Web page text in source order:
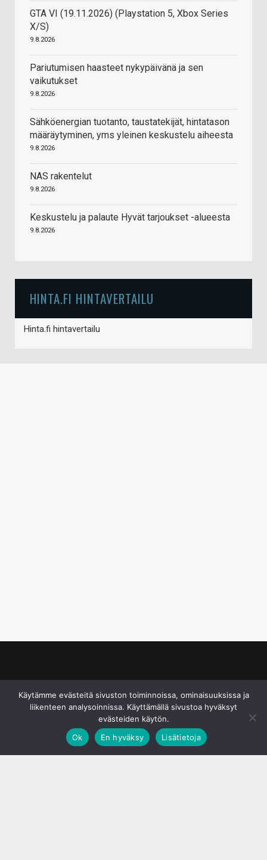
GTA VI (19.11.2026) (Playstation 5, Xbox Series
X/S)
9.8.2026
Pariutumisen haasteet nykypäivänä ja sen
vaikutukset
9.8.2026
Sähköenergian tuotanto, taustatekijät, hintatason
määräytyminen, yms yleinen keskustelu aiheesta
9.8.2026
NAS rakentelut
9.8.2026
Keskustelu ja palaute Hyvät tarjoukset -alueesta
9.8.2026
HINTA.FI HINTAVERTAILU
Hinta.fi hintavertailu
Käytämme evästeitä sivuston toiminnoissa, ominaisuuksissa ja
liikenteen analysoinnissa. Käyttämällä sivustoa hyväksyt
evästeiden käytön.
Ok
En hyväksy Lisätietoja